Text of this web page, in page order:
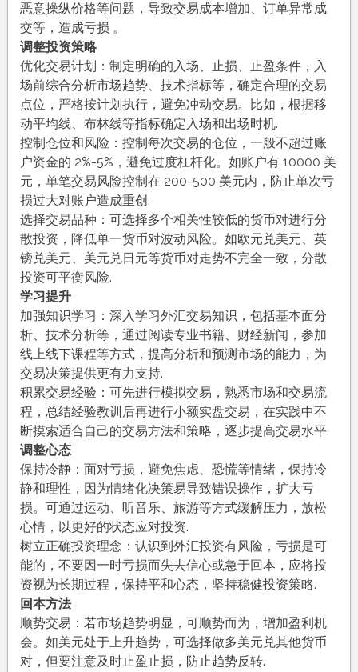
恶意操纵价格等问题，导致交易成本增加、订单异常成
交等，造成亏损 。
调整投资策略
优化交易计划：制定明确的入场、止损、止盈条件，入
场前综合分析市场趋势、技术指标等，确定合理的交易
点位，严格按计划执行，避免冲动交易。比如，根据移
动平均线、布林线等指标确定入场和出场时机.
控制仓位和风险：控制每次交易的仓位，一般不超过账
户资金的 2%-5%，避免过度杠杆化。如账户有 10000 美
元，单笔交易风险控制在 200-500 美元内，防止单次亏
损过大对账户造成重创.
选择交易品种：可选择多个相关性较低的货币对进行分
散投资，降低单一货币对波动风险。如欧元兑美元、英
镑兑美元、美元兑日元等货币对走势不完全一致，分散
投资可平衡风险.
学习提升
加强知识学习：深入学习外汇交易知识，包括基本面分
析、技术分析等，通过阅读专业书籍、财经新闻，参加
线上线下课程等方式，提高分析和预测市场的能力，为
交易决策提供更有力支持.
积累交易经验：可先进行模拟交易，熟悉市场和交易流
程，总结经验教训后再进行小额实盘交易，在实践中不
断摸索适合自己的交易方法和策略，逐步提高交易水平.
调整心态
保持冷静：面对亏损，避免焦虑、恐慌等情绪，保持冷
静和理性，因为情绪化决策易导致错误操作，扩大亏
损。可通过运动、听音乐、旅游等方式缓解压力，放松
心情，以更好的状态应对投资.
树立正确投资理念：认识到外汇投资有风险，亏损是可
能的，不要因一时亏损而失去信心或急于回本，应将投
资视为长期过程，保持平和心态，坚持稳健投资策略.
回本方法
顺势交易：若市场趋势明显，可顺势而为，增加盈利机
会。如美元处于上升趋势，可选择做多美元兑其他货币
对，但要注意及时止盈止损，防止趋势反转.